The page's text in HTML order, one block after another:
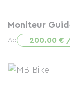
Moniteur
Ab 200.00 €